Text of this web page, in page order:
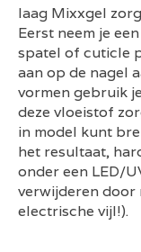
laag Mixxgel
Eerst neem je
spatel of cuticle
aan op de nagel
vormen gebruik
deze vloeistof
in model kunt
het resultaat,
onder een LED/
verwijderen door
electrische vijl!).